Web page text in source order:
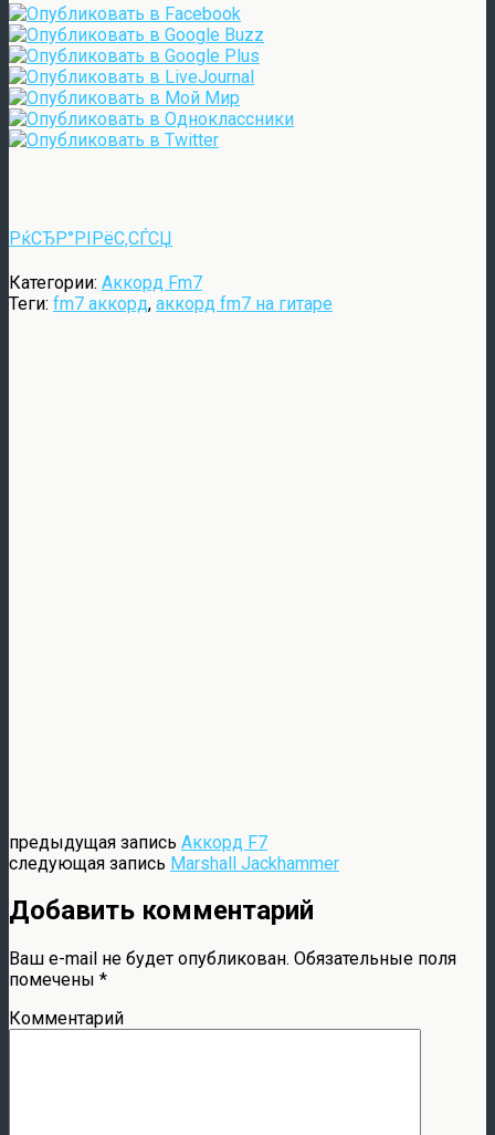
РќСЂР°РІРёС‚СЃСЏ
Категории: Аккорд Fm7
Теги: fm7 аккорд, аккорд fm7 на гитаре
предыдущая запись Аккорд F7
следующая запись Marshall Jackhammer
Добавить комментарий
Ваш e-mail не будет опубликован. Обязательные поля
помечены *
Комментарий